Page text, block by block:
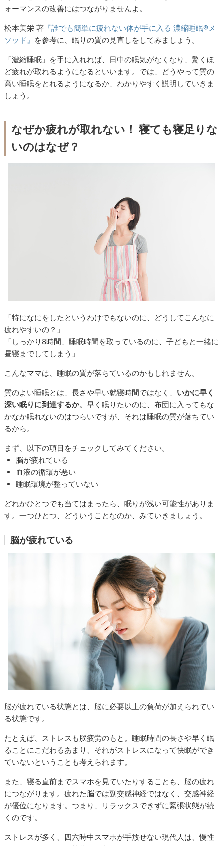
ォーマンスの改善にはつながりませんよ。
松本美栄 著 『誰でも簡単に疲れない体が手に入る 濃縮睡眠®メ
ソッド』 を参考に、眠りの質の見直しをしてみましょう。
「濃縮睡眠」を手に入れれば、日中の眠気がなくなり、驚くほ
ど疲れが取れるようになるといいます。では、どうやって質の
高い睡眠をとれるようになるか、わかりやすく説明していきま
しょう。
なぜか疲れが取れない！ 寝ても寝足りな
いのはなぜ？
「特になにをしたというわけでもないのに、どうしてこんなに
疲れやすいの？」
「しっかり8時間、睡眠時間を取っているのに、子どもと一緒に
昼寝までしてしまう」
こんなママは、睡眠の質が落ちているのかもしれません。
質のよい睡眠とは、長さや早い就寝時間ではなく、 いかに早く
深い眠りに到達するか。早く眠りたいのに、布団に入ってもな
かなか眠れないのはつらいですが、それは睡眠の質が落ちてい
るから。
まず、以下の項目をチェックしてみてください。
脳が疲れている
血液の循環が悪い
睡眠環境が整っていない
どれかひとつでも当てはまったら、眠りが浅い可能性がありま
す。一つひとつ、どういうことなのか、みていきましょう。
脳が疲れている
脳が疲れている状態とは、脳に必要以上の負荷が加えられてい
る状態です。
たとえば、ストレスも脳疲労のもと。睡眠時間の長さや早く眠
ることにこだわるあまり、それがストレスになって快眠ができ
ていないということも考えられます。
また、寝る直前までスマホを見ていたりすることも、脳の疲れ
につながります。疲れた脳では副交感神経ではなく、交感神経
が優位になります。つまり、リラックスできずに緊張状態が続
くのです。
ストレスが多く、四六時中スマホが手放せない現代人は、慢性